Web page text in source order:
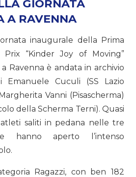
GIORNATA
A RAVENNA
inaugurale della Prima
“Kinder Joy of Moving”
Ravenna è andata in archivio
Cuculi (SS Lazio
Vanni (Pisascherma)
della Scherma Terni). Quasi
atleti saliti in pedana nelle tre
hanno aperto l’intenso
Ragazzi, con ben 182